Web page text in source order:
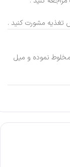
تغذیه مشورت کنید .
سرد یا شیر مخلوط نموده و میل